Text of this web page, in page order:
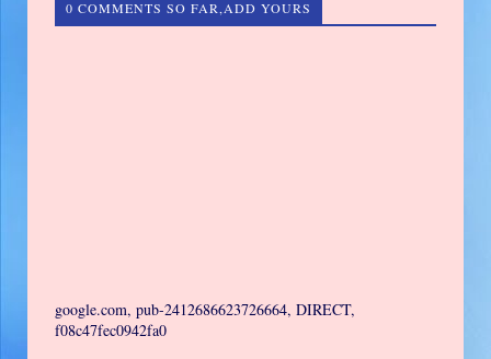
0 COMMENTS SO FAR,ADD YOURS
google.com, pub-2412686623726664, DIRECT,
f08c47fec0942fa0